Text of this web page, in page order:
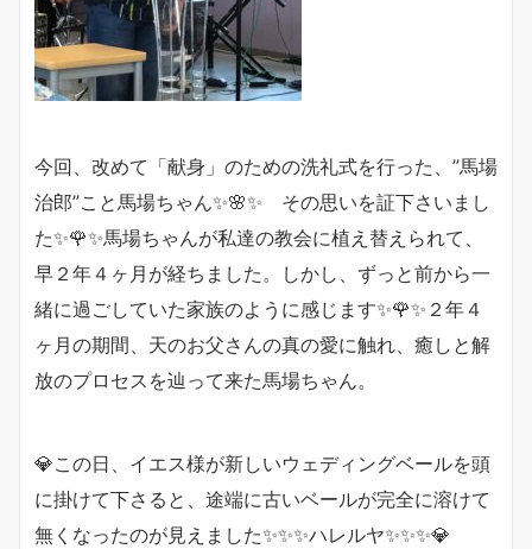
今回、改めて「献身」のための洗礼式を行った、”馬場
治郎”こと馬場ちゃん✨🌸✨ その思いを証下さいまし
た✨🌹✨馬場ちゃんが私達の教会に植え替えられて、
早２年４ヶ月が経ちました。しかし、ずっと前から一
緒に過ごしていた家族のように感じます✨🌹✨２年４
ヶ月の期間、天のお父さんの真の愛に触れ、癒しと解
放のプロセスを辿って来た馬場ちゃん。
💎この日、イエス様が新しいウェディングベールを頭
に掛けて下さると、途端に古いベールが完全に溶けて
無くなったのが見えました✨✨✨ハレルヤ✨✨✨💎